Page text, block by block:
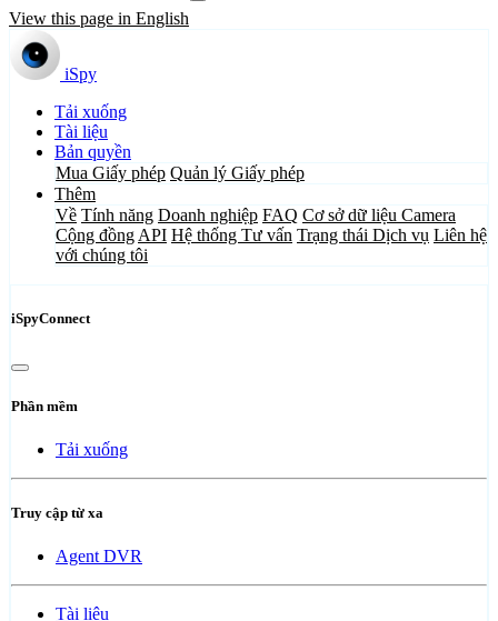
View this page in English
iSpy
Tải xuống
Tài liệu
Bản quyền
Mua Giấy phép Quản lý Giấy phép
Thêm
Về Tính năng Doanh nghiệp FAQ Cơ sở dữ liệu Camera
Cộng đồng API Hệ thống Tư vấn Trạng thái Dịch vụ Liên hệ
với chúng tôi
iSpyConnect
Phần mềm
Tải xuống
Truy cập từ xa
Agent DVR
Tài liệu